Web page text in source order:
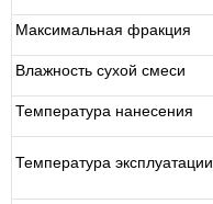
Максимальная фракция
Влажность сухой смеси
Температура нанесения
Температура эксплуатации